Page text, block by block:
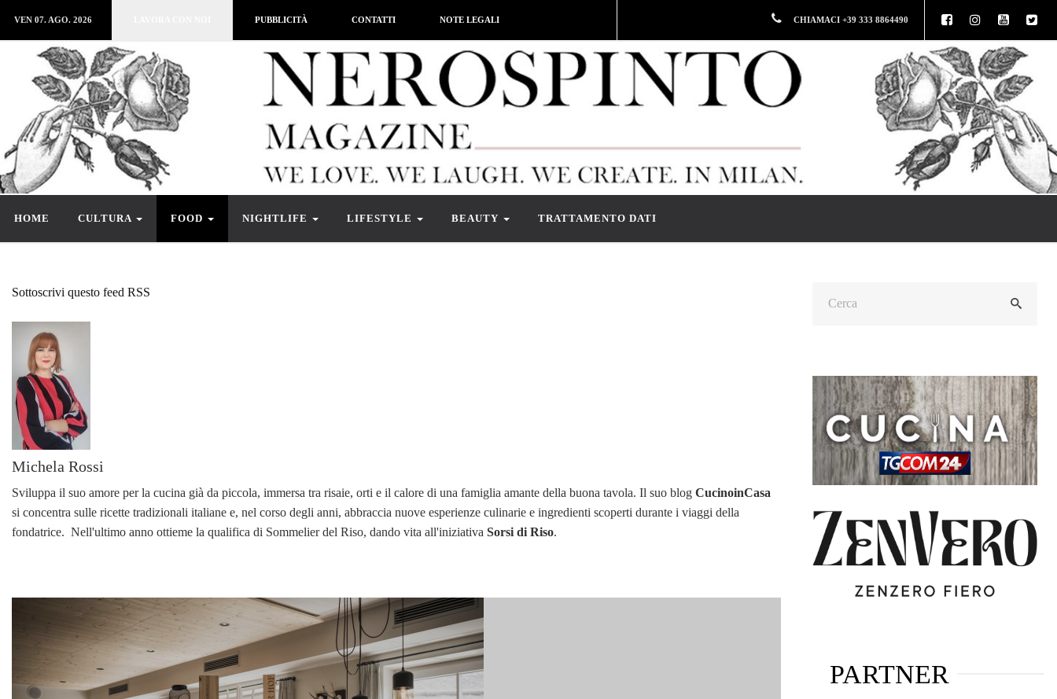
VEN 07. AGO. 2026 PUBBLICITÀ CONTATTI NOTE LEGALI CHIAMACI +39 333 8864490
HOME CULTURA FOOD NIGHTLIFE LIFESTYLE BEAUTY TRATTAMENTO DATI
Sottoscrivi questo feed RSS
Michela Rossi
Sviluppa il suo amore per la cucina già da piccola, immersa tra risaie, orti e il calore di una famiglia amante della buona tavola. Il suo blog CucinoinCasa
si concentra sulle ricette tradizionali italiane e, nel corso degli anni, abbraccia nuove esperienze culinarie e ingredienti scoperti durante i viaggi della
fondatrice. Nell'ultimo anno ottieme la qualifica di Sommelier del Riso, dando vita all'iniziativa Sorsi di Riso.
PARTNER